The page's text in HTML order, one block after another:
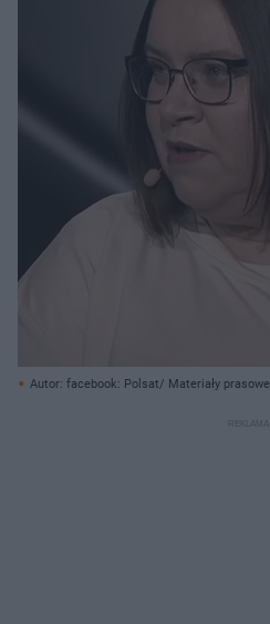
Autor: facebook: Polsat/ Materiały prasowe